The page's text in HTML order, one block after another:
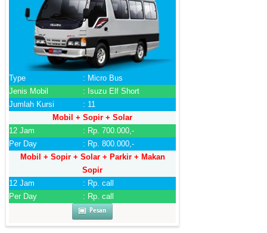
Type
: Micro Bus
Jenis Mobil
: Isuzu Elf Short
Jumlah Kursi
: 11
Mobil + Sopir + Solar
12 Jam
: Rp. 700.000,-
Per Day
: Rp. 800.000,-
Mobil + Sopir + Solar + Parkir + Makan
Sopir
12 Jam
: Rp. call
Per Day
: Rp. call
Pesan